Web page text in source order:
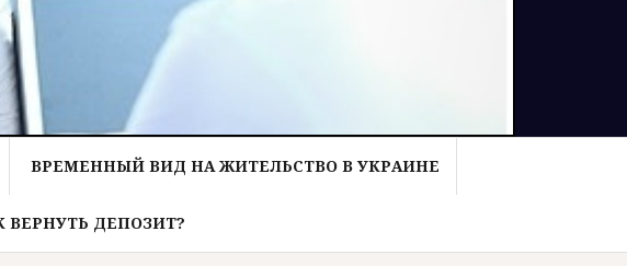
ВРЕМЕННЫЙ ВИД НА ЖИТЕЛЬСТВО В УКРАИНЕ
ВЕРНУТЬ ДЕПОЗИТ?